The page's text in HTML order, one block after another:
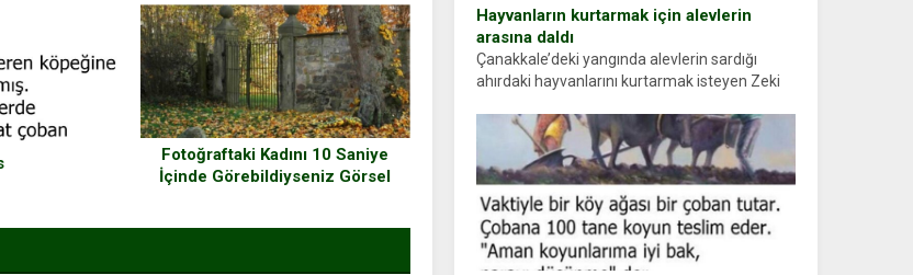
Hayvanların kurtarmak için alevlerin
arasına daldı
Çanakkale’deki yangında alevlerin sardığı
ahırdaki hayvanlarını kurtarmak isteyen Zeki
ellerinde yanıklar oluşan Demir, kâbus dolu
anları anlattı… Merkeze bağlı...
Fotoğraftaki Kadını 10 Saniye
İçinde Görebildiyseniz Görsel